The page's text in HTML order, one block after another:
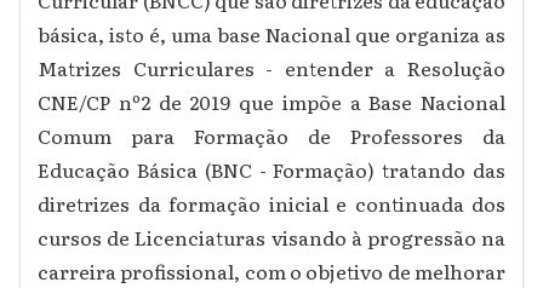
básica, isto é, uma base Nacional que organiza as
Matrizes Curriculares - entender a Resolução
CNE/CP nº2 de 2019 que impõe a Base Nacional
Comum para Formação de Professores da
Educação Básica (BNC - Formação) tratando das
diretrizes da formação inicial e continuada dos
cursos de Licenciaturas visando à progressão na
carreira profissional, com o objetivo de melhorar